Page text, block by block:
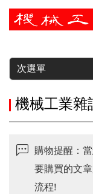
暫停
次選單
機械工業雜
購物提醒：
要購買的文
流程!